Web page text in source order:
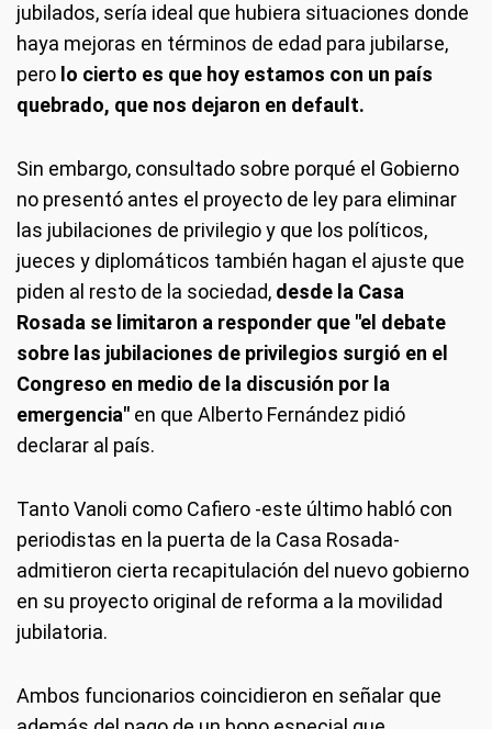
jubilados, sería ideal que hubiera situaciones donde
haya mejoras en términos de edad para jubilarse,
pero lo cierto es que hoy estamos con un país
quebrado, que nos dejaron en default.
Sin embargo, consultado sobre porqué el Gobierno
no presentó antes el proyecto de ley para eliminar
las jubilaciones de privilegio y que los políticos,
jueces y diplomáticos también hagan el ajuste que
piden al resto de la sociedad, desde la Casa
Rosada se limitaron a responder que "el debate
sobre las jubilaciones de privilegios surgió en el
Congreso en medio de la discusión por la
emergencia" en que Alberto Fernández pidió
declarar al país.
Tanto Vanoli como Cafiero -este último habló con
periodistas en la puerta de la Casa Rosada-
admitieron cierta recapitulación del nuevo gobierno
en su proyecto original de reforma a la movilidad
jubilatoria.
Ambos funcionarios coincidieron en señalar que